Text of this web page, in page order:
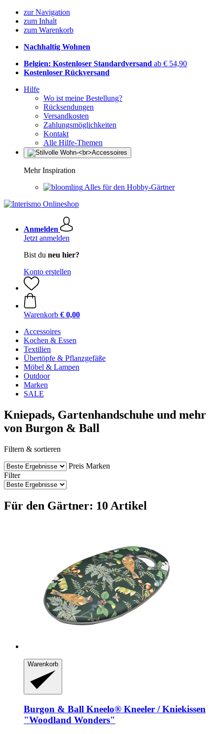
zur Navigation
zum Inhalt
zum Warenkorb
Nachhaltig Wohnen
Belgien: Kostenloser Standardversand ab € 54,90
Kostenloser Rückversand
Hilfe
Wo ist meine Bestellung?
Rücksendungen
Versandkosten
Zahlungsmöglichkeiten
Kontakt
Alle Hilfe-Themen
Mehr Inspiration
Alles für den Hobby-Gärtner
Anmelden
Jetzt anmelden
Bist du neu hier?
Konto erstellen
Warenkorb € 0,00
Accessoires
Kochen & Essen
Textilien
Übertöpfe & Pflanzgefäße
Möbel & Lampen
Outdoor
Marken
SALE
Kniepads, Gartenhandschuhe und mehr
von Burgon & Ball
Filtern & sortieren
Preis Marken
Filter
Für den Gärtner: 10 Artikel
Warenkorb
Burgon & Ball Kneelo® Kneeler / Kniekissen
"Woodland Wonders"